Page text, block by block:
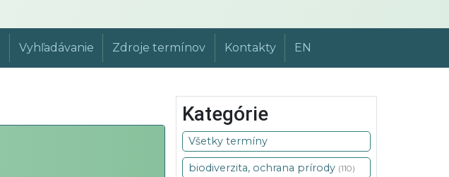
Vyhľadávanie Zdroje termínov Kontakty EN
Kategórie
Všetky termíny
biodiverzita, ochrana prírody (110)